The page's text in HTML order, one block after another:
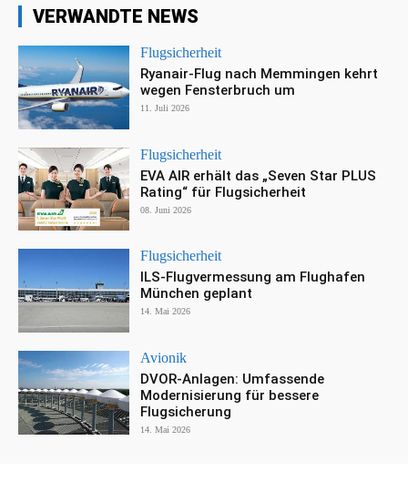
VERWANDTE NEWS
Flugsicherheit
Ryanair-Flug nach Memmingen kehrt
wegen Fensterbruch um
11. Juli 2026
Flugsicherheit
EVA AIR erhält das „Seven Star PLUS
Rating“ für Flugsicherheit
08. Juni 2026
Flugsicherheit
ILS-Flugvermessung am Flughafen
München geplant
14. Mai 2026
Avionik
DVOR-Anlagen: Umfassende
Modernisierung für bessere
Flugsicherung
14. Mai 2026